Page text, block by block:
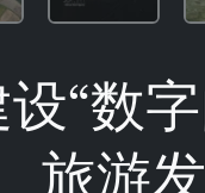
“数
旅游